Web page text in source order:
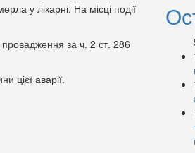
у лікарні. На місці події
за ч. 2 ст. 286
цієї аварії.